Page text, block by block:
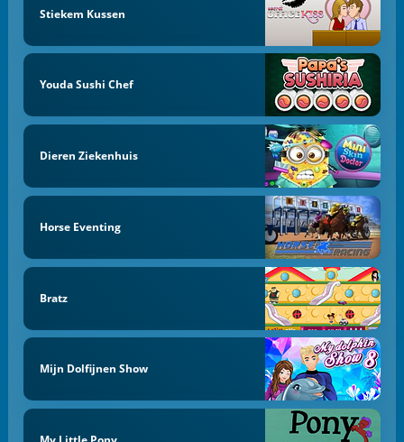
Stiekem Kussen
Youda Sushi Chef
Dieren Ziekenhuis
Horse Eventing
Bratz
Mijn Dolfijnen Show